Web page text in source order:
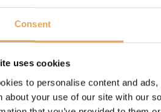
Consent
uses cookies
to personalise content and
about your use of our site with our